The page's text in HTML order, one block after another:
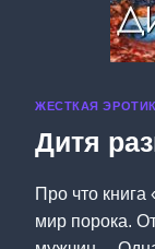
ЖЕСТКАЯ
Дитя
Про что книга
мир порока.